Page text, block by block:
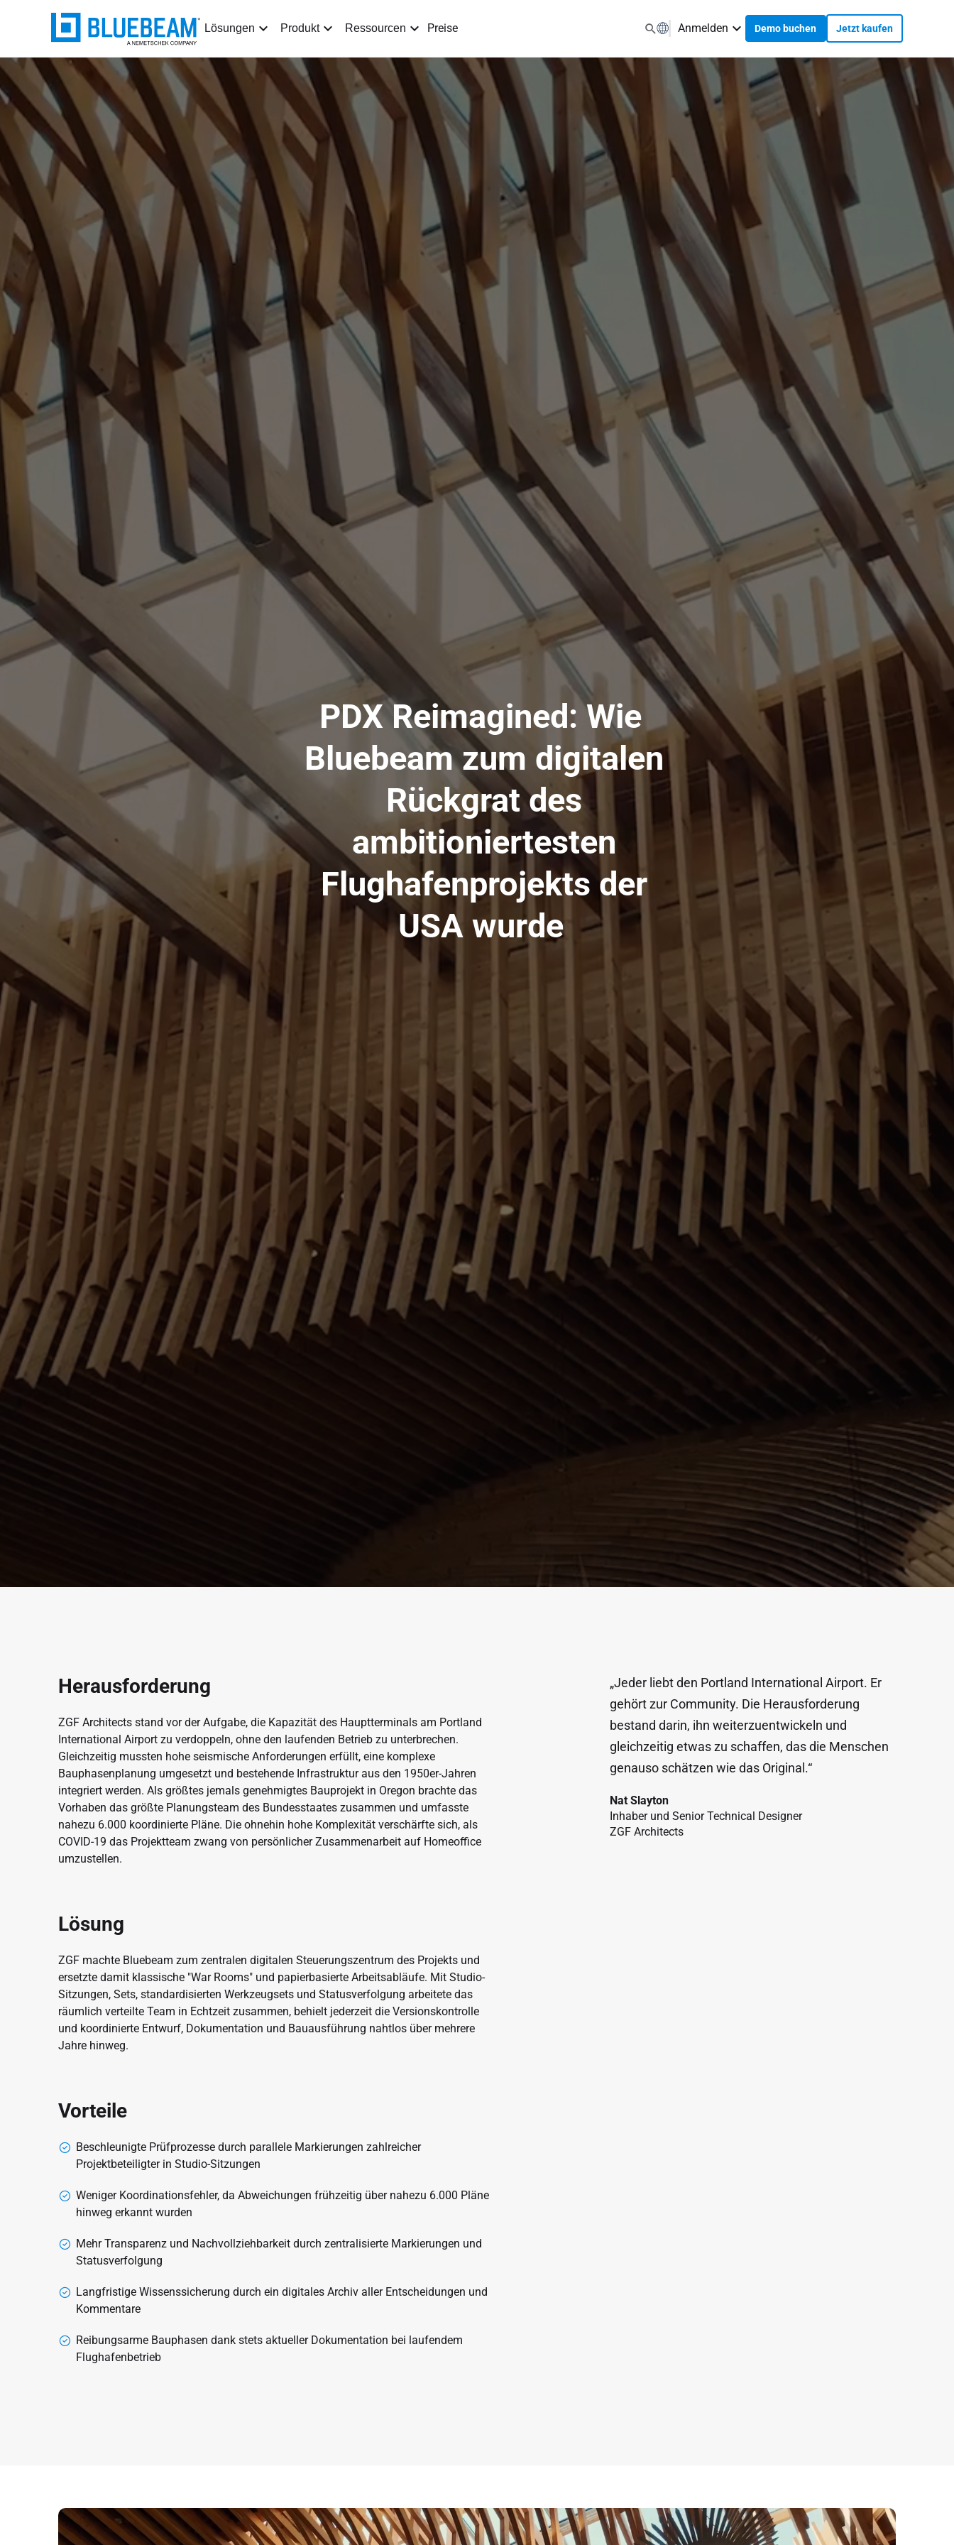
Lösungen Produkt Ressourcen Preise Anmelden Demo buchen Jetzt kaufen
PDX Reimagined: Wie
Bluebeam zum digitalen
Rückgrat des
ambitioniertesten
Flughafenprojekts der
USA wurde
Herausforderung
ZGF Architects stand vor der Aufgabe, die Kapazität des Hauptterminals am Portland
International Airport zu verdoppeln, ohne den laufenden Betrieb zu unterbrechen.
Gleichzeitig mussten hohe seismische Anforderungen erfüllt, eine komplexe
Bauphasenplanung umgesetzt und bestehende Infrastruktur aus den 1950er-Jahren
integriert werden. Als größtes jemals genehmigtes Bauprojekt in Oregon brachte das
Vorhaben das größte Planungsteam des Bundesstaates zusammen und umfasste
nahezu 6.000 koordinierte Pläne. Die ohnehin hohe Komplexität verschärfte sich, als
COVID-19 das Projektteam zwang von persönlicher Zusammenarbeit auf Homeoffice
umzustellen.
Lösung
ZGF machte Bluebeam zum zentralen digitalen Steuerungszentrum des Projekts und
ersetzte damit klassische "War Rooms" und papierbasierte Arbeitsabläufe. Mit Studio-
Sitzungen, Sets, standardisierten Werkzeugsets und Statusverfolgung arbeitete das
räumlich verteilte Team in Echtzeit zusammen, behielt jederzeit die Versionskontrolle
und koordinierte Entwurf, Dokumentation und Bauausführung nahtlos über mehrere
Jahre hinweg.
Vorteile
Beschleunigte Prüfprozesse durch parallele Markierungen zahlreicher
Projektbeteiligter in Studio-Sitzungen
Weniger Koordinationsfehler, da Abweichungen frühzeitig über nahezu 6.000 Pläne
hinweg erkannt wurden
Mehr Transparenz und Nachvollziehbarkeit durch zentralisierte Markierungen und
Statusverfolgung
Langfristige Wissenssicherung durch ein digitales Archiv aller Entscheidungen und
Kommentare
Reibungsarme Bauphasen dank stets aktueller Dokumentation bei laufendem
Flughafenbetrieb
„Jeder liebt den Portland International Airport. Er
gehört zur Community. Die Herausforderung
bestand darin, ihn weiterzuentwickeln und
gleichzeitig etwas zu schaffen, das die Menschen
genauso schätzen wie das Original.“
Nat Slayton
Inhaber und Senior Technical Designer
ZGF Architects